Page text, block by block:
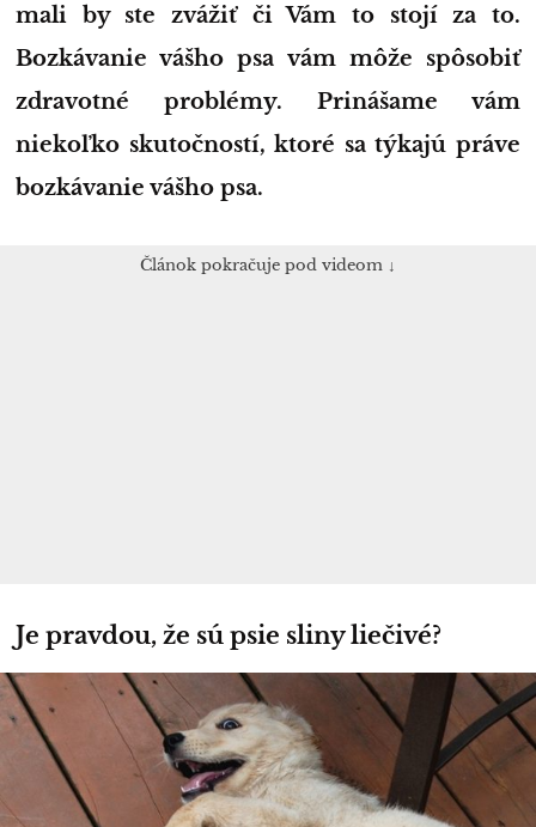
mali by ste zvážiť či Vám to stojí za to.
Bozkávanie vášho psa vám môže spôsobiť
zdravotné problémy. Prinášame vám
niekoľko skutočností, ktoré sa týkajú práve
bozkávanie vášho psa.
Článok pokračuje pod videom ↓
Je pravdou, že sú psie sliny liečivé?